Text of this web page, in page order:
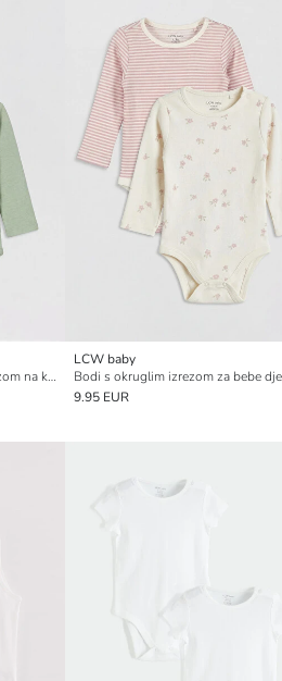
Dječji tiskani bodi s okruglim izrezom na kopčanje 2 komada
LCW baby
9.95 EUR